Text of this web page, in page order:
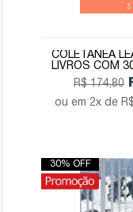
COLETÂNEA
LIVROS COM
R$ 174,80
2x de
30% OFF